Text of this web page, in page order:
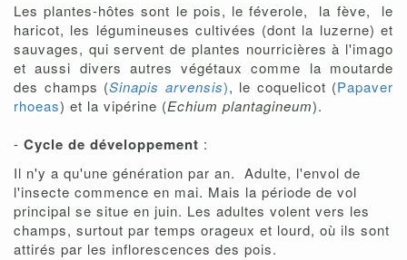
Les plantes-hôtes sont le pois, le féverole, la fève, le
haricot, les légumineuses cultivées (dont la luzerne) et
sauvages, qui servent de plantes nourricières à l'imago
et aussi divers autres végétaux comme la moutarde
des champs (Sinapis arvensis), le coquelicot (Papaver
rhoeas) et la vipérine (Echium plantagineum).
- Cycle de développement :
Il n'y a qu'une génération par an. Adulte, l'envol de
l'insecte commence en mai. Mais la période de vol
principal se situe en juin. Les adultes volent vers les
champs, surtout par temps orageux et lourd, où ils sont
attirés par les inflorescences des pois.